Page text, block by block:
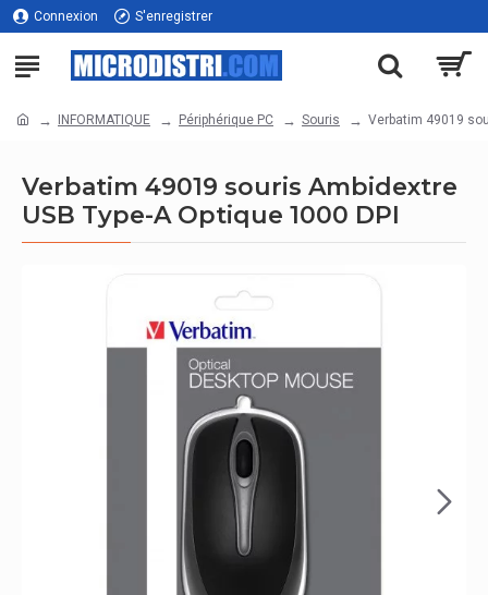
Connexion S'enregistrer
INFORMATIQUE Périphérique PC Souris Verbatim 49019
Verbatim 49019 souris Ambidextre
USB Type-A Optique 1000 DPI